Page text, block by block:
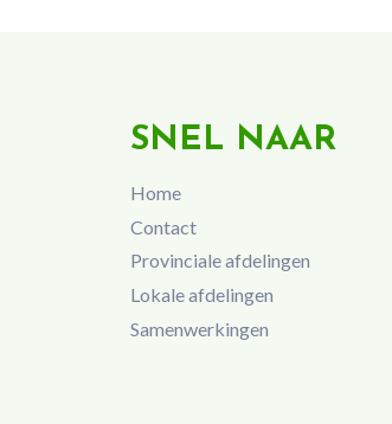
SNEL NAAR
Home
Contact
Provinciale afdelingen
Lokale afdelingen
Samenwerkingen